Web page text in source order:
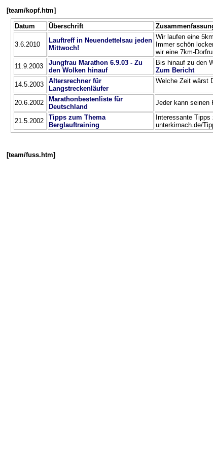
[team/kopf.htm]
Datum Überschrift
3.6.2010
Lauftreff in Neuendettelsau jeden
Mittwoch!
Wir laufen eine
Immer schön
wir eine 7km-
11.9.2003
Jungfrau Marathon 6.9.03 - Zu
den Wolken hinauf
Bis hinauf zu den
Zum Bericht
14.5.2003
Altersrechner für
Langstreckenläufer
Welche Zeit wärst
20.6.2002
Marathonbestenliste für
Deutschland
Jeder kann seinen
21.5.2002
Tipps zum Thema
Berglauftraining
Interessante
unterkirnach.de/
[team/fuss.htm]